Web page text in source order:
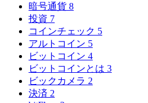
暗号通貨 8
投資 7
コインチェック 5
アルトコイン 5
ビットコイン 4
ビットコインとは 3
ビックカメラ 2
決済 2